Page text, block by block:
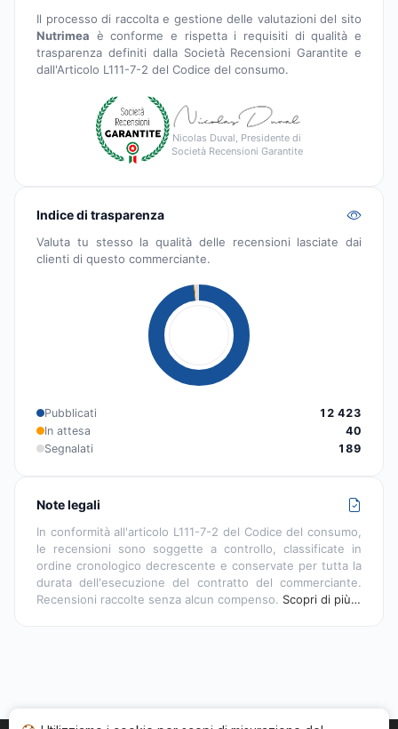
Il processo di raccolta e gestione delle valutazioni del sito
Nutrimea è conforme e rispetta i requisiti di qualità e
trasparenza definiti dalla Società Recensioni Garantite e
dall'Articolo L111-7-2 del Codice del consumo.
Nicolas Duval, Presidente di
Società Recensioni Garantite
Indice di trasparenza
Valuta tu stesso la qualità delle recensioni lasciate dai
clienti di questo commerciante.
Pubblicati
12 423
In attesa
40
Segnalati
189
Note legali
In conformità all'articolo L111-7-2 del Codice del consumo,
le recensioni sono soggette a controllo, classificate in
ordine cronologico decrescente e conservate per tutta la
durata dell'esecuzione del contratto del commerciante.
Recensioni raccolte senza alcun compenso. Scopri di più…